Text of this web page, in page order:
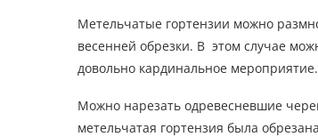
Метельчатые гортензии можно
весенней обрезки. В этом случае
довольно кардинальное мероприятие.
Можно нарезать одревесневшие
метельчатая гортензия была